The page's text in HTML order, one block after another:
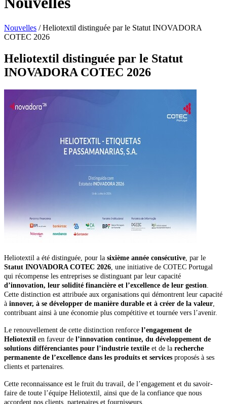
Nouvelles /Heliotextil distinguée par le Statut INOVADORA
COTEC 2026
Heliotextil distinguée par le Statut
INOVADORA COTEC 2026
Heliotextil a été distinguée, pour la sixième année consécutive , par le
Statut INOVADORA COTEC 2026 , une initiative de COTEC Portugal
qui récompense les entreprises se distinguant par leur capacité
d’innovation, leur solidité financière et l’excellence de leur gestion
Cette distinction est attribuée aux organisations qui démontrent leur capacité
à innover, à se développer de manière durable et à créer de la valeur
contribuant ainsi à une économie plus compétitive et tournée vers l’avenir.
Le renouvellement de cette distinction renforce l’engagement de
Heliotextil en faveur de l’innovation continue, du développement de
solutions différenciantes pour l’industrie textile et de la recherche
permanente de l’excellence dans les produits et services proposés à ses
clients et partenaires.
Cette reconnaissance est le fruit du travail, de l’engagement et du savoir-
faire de toute l’équipe Heliotextil, ainsi que de la confiance que nous
accordent nos clients, partenaires et fournisseurs.